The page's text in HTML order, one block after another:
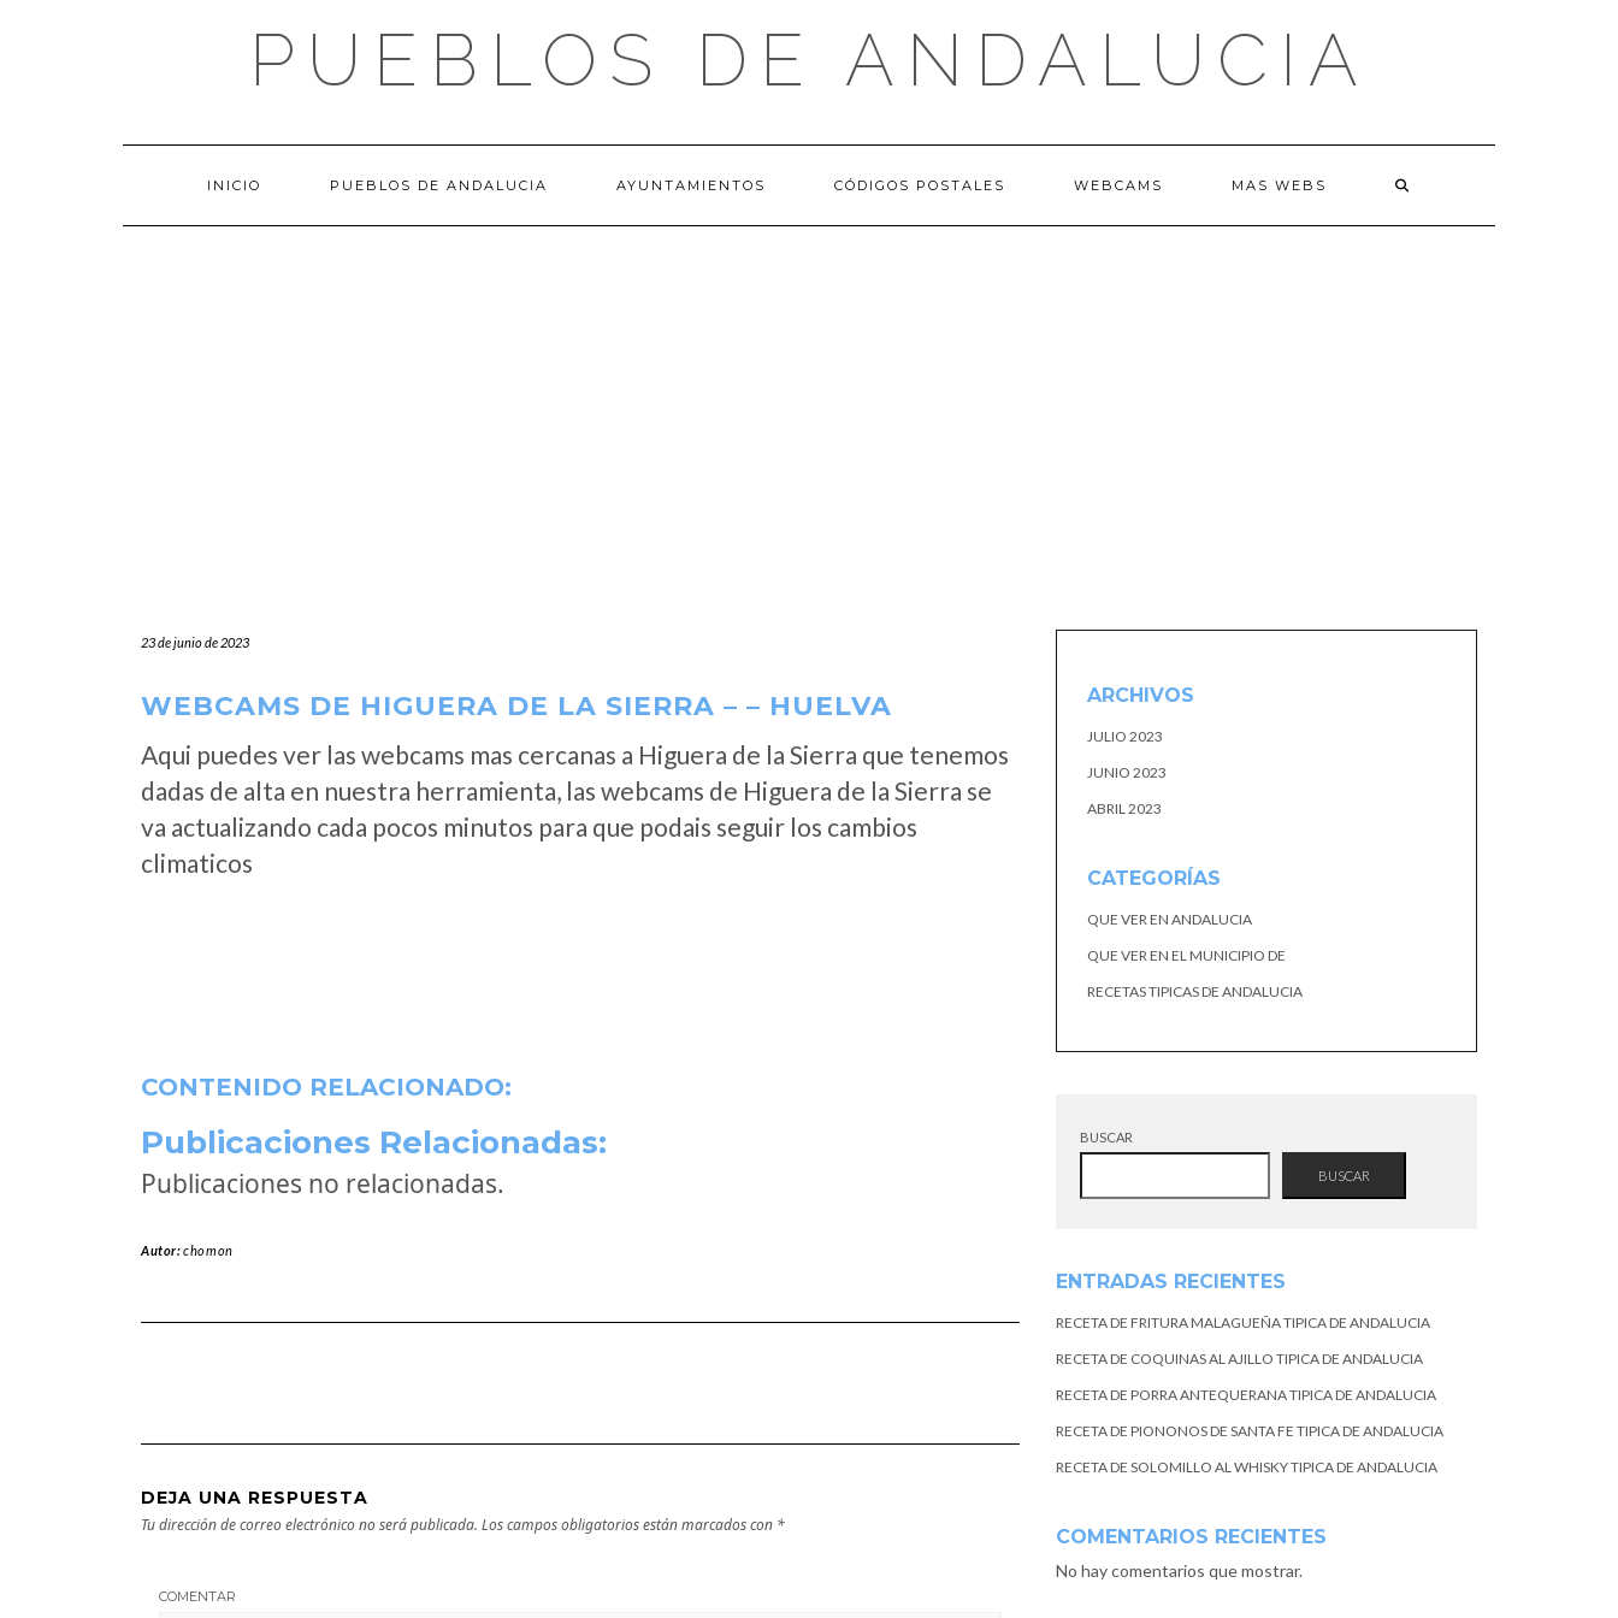
PUEBLOS DE ANDALUCIA
INICIO PUEBLOS DE ANDALUCIA AYUNTAMIENTOS CÓDIGOS POSTALES WEBCAMS MAS WEBS
23 de junio de 2023
WEBCAMS DE HIGUERA DE LA SIERRA – – HUELVA
Aqui puedes ver las webcams mas cercanas a Higuera de la Sierra que tenemos
dadas de alta en nuestra herramienta, las webcams de Higuera de la Sierra se
va actualizando cada pocos minutos para que podais seguir los cambios
climaticos
CONTENIDO RELACIONADO:
Publicaciones Relacionadas:
Publicaciones no relacionadas.
Autor:chomon
DEJA UNA RESPUESTA
Tu dirección de correo electrónico no será publicada. Los campos obligatorios están marcados con *
COMENTAR
ARCHIVOS
JULIO 2023
JUNIO 2023
ABRIL 2023
CATEGORÍAS
QUE VER EN ANDALUCIA
QUE VER EN EL MUNICIPIO DE
RECETAS TIPICAS DE ANDALUCIA
BUSCAR
BUSCAR
ENTRADAS RECIENTES
RECETA DE FRITURA MALAGUEÑA TIPICA DE ANDALUCIA
RECETA DE COQUINAS AL AJILLO TIPICA DE ANDALUCIA
RECETA DE PORRA ANTEQUERANA TIPICA DE ANDALUCIA
RECETA DE PIONONOS DE SANTA FE TIPICA DE ANDALUCIA
RECETA DE SOLOMILLO AL WHISKY TIPICA DE ANDALUCIA
COMENTARIOS RECIENTES
No hay comentarios que mostrar.